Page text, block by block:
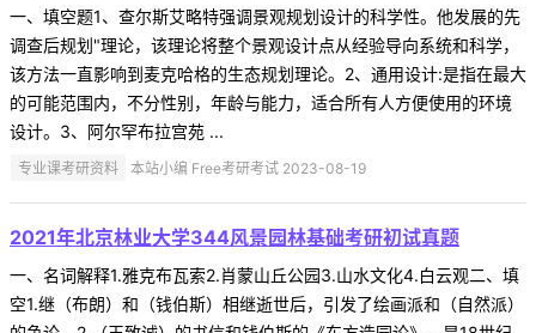
一、填空题1、查尔斯艾略特强调景观规划设计的科学性。他发展的先
调查后规划"理论，该理论将整个景观设计点从经验导向系统和科学，
该方法一直影响到麦克哈格的生态规划理论。2、通用设计:是指在最大
的可能范围内，不分性别，年龄与能力，适合所有人方便使用的环境
设计。3、阿尔罕布拉宫苑 ...
专业课考研资料 本站小编 Free考研考试 2023-08-19
2021年北京林业大学344风景园林基础考研初试真题
一、名词解释1.雅克布瓦索2.肖蒙山丘公园3.山水文化4.白云观二、填
空1.继（布朗）和（钱伯斯）相继逝世后，引发了绘画派和（自然派）